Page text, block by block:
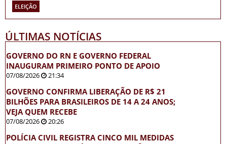
ELEIÇÃO
ÚLTIMAS NOTÍCIAS
GOVERNO DO RN E GOVERNO FEDERAL
INAUGURAM PRIMEIRO PONTO DE APOIO
07/08/2026 21:34
GOVERNO CONFIRMA LIBERAÇÃO DE R$ 21
BILHÕES PARA BRASILEIROS DE 14 A 24 ANOS;
VEJA QUEM RECEBE
07/08/2026 20:26
POLÍCIA CIVIL REGISTRA CINCO MIL MEDIDAS